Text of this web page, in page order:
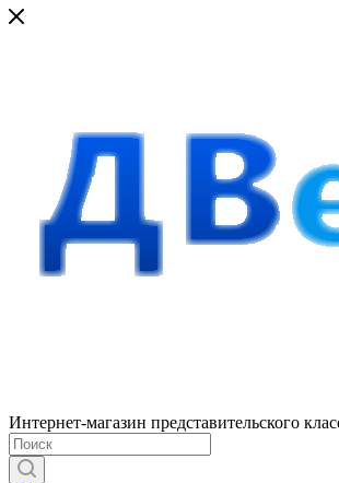
Интернет-магазин представительского